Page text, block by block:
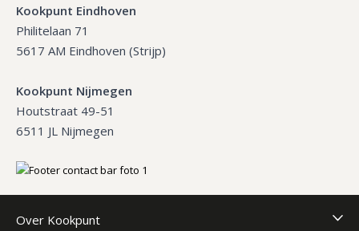
Kookpunt Eindhoven
Philitelaan 71
5617 AM Eindhoven (Strijp)
Kookpunt Nijmegen
Houtstraat 49-51
6511 JL Nijmegen
Over Kookpunt